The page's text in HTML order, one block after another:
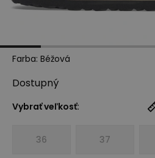
Farba: Béžová
Dostupný
Vybrať veľkosť:
36 37